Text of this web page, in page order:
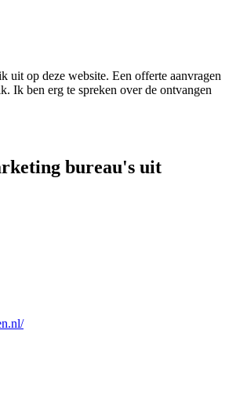
uit op deze website. Een offerte aanvragen
Ik ben erg te spreken over de ontvangen
bureau's uit